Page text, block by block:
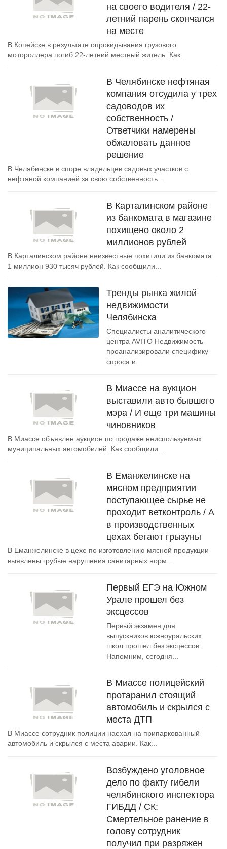
на своего водителя / 22-
летний парень скончался
на месте
В Копейске в результате опрокидывания грузового
мотороллера погиб 22-летний местный житель. Как...
В Челябинске нефтяная
компания отсудила у трех
садоводов их
собственность /
Ответчики намерены
обжаловать данное
решение
В Челябинске в споре владельцев садовых участков с
нефтяной компанией за свою собственность...
В Карталинском районе
из банкомата в магазине
похищено около 2
миллионов рублей
В Карталинском районе неизвестные похитили из банкомата
1 миллион 930 тысяч рублей. Как сообщили...
Тренды рынка жилой
недвижимости
Челябинска
Специалисты аналитического
центра AVITO Недвижимость
проанализировали специфику
спроса и...
В Миассе на аукцион
выставили авто бывшего
мэра / И еще три машины
чиновников
В Миассе объявлен аукцион по продаже неиспользуемых
муниципальных автомобилей. Как сообщили...
В Еманжелинске на
мясном предприятии
поступающее сырье не
проходит ветконтроль / А
в производственных
цехах бегают грызуны
В Еманжелинске в цехе по изготовлению мясной продукции
выявлены грубые нарушения санитарных норм....
Первый ЕГЭ на Южном
Урале прошел без
эксцессов
Первый экзамен для
выпускников южноуральских
школ прошел без эксцессов.
Напомним, сегодня...
В Миассе полицейский
протаранил стоящий
автомобиль и скрылся с
места ДТП
В Миассе сотрудник полиции наехал на припаркованный
автомобиль и скрылся с места аварии. Как...
Возбуждено уголовное
дело по факту гибели
челябинского инспектора
ГИБДД / СК:
Смертельное ранение в
голову сотрудник
получил при разряжен